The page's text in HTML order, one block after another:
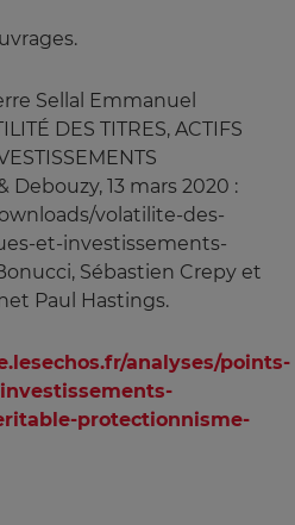
Sellal Emmanuel
DES TITRES, ACTIFS
Debouzy, 13 mars 2020 :
volatilite-des-
et-investissements-
Sébastien Crepy et
Paul Hastings.
analyses/points-
protectionnisme-